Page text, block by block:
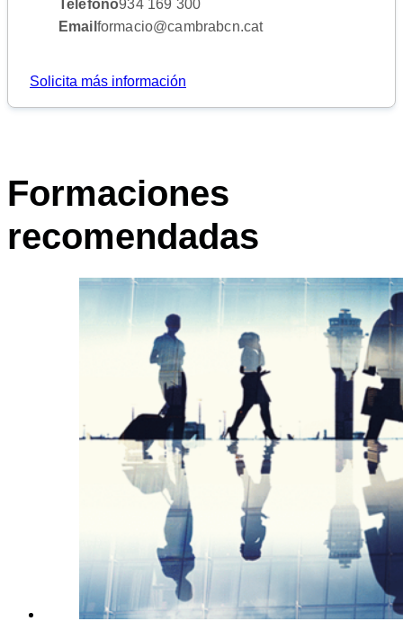
Teléfono934 169 300
Email formacio@cambrabcn.cat
Solicita más información
Formaciones
recomendadas